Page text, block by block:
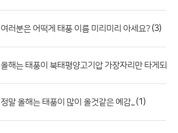
여러분은 어떡게 태풍 이름 미리미리 아세요? (3)
올해는 태풍이 북태평양고기압 가장자리만 타게되면...
정말 올해는 태풍이 많이 올것같은 예감... (1)